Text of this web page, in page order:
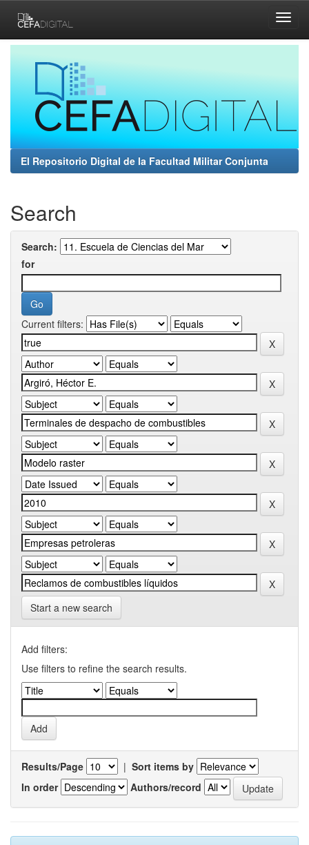
navigation
El Repositorio Digital de la Facultad Militar Conjunta
Search
Search:
for
Current filters:
Start a new search
Add filters:
Use filters to refine the search results.
Results/Page | Sort items by
In order
Authors/record